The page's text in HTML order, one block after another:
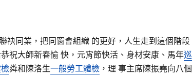
袂同業，把同窗會組織 的更好，人生走到這個階段
祝大師新春愉 快，元宵節快活、身材安康、馬年巡
粦和陳洛生一般勞工體檢 ，理 事主席陳振堯向八個